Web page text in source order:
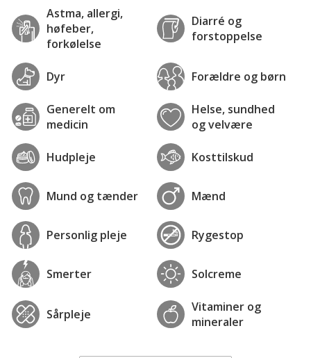
Astma, allergi,
høfeber,
forkølelse
Diarré og
forstoppelse
Dyr Forældre og børn
Generelt om
medicin
Helse, sundhed
og velvære
Hudpleje Kosttilskud
Mund og tænder Mænd
Personlig pleje Rygestop
Smerter Solcreme
Sårpleje
Vitaminer og
mineraler